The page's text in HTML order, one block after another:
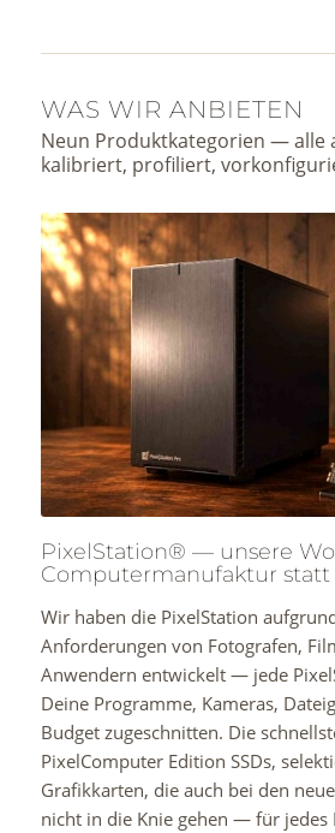
WAS WIR ANBIETEN
Neun Produktkategorien — alle
kalibriert, profiliert,
PixelStation® — unsere
Computermanufaktur statt
Wir haben die PixelStation
Anforderungen von Fotografen,
Anwendern entwickelt — jede
Deine Programme, Kameras,
Budget zugeschnitten. Die
PixelComputer Edition SSDs,
Grafikkarten, die auch bei den
nicht in die Knie gehen — für jedes